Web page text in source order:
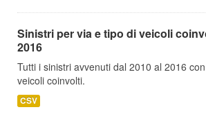
Sinistri per via e tipo di veicoli
2016
Tutti i sinistri avvenuti dal 2010 al 2016
veicoli coinvolti.
CSV